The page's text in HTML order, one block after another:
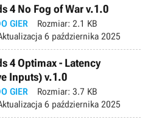
4 No Fog of War v.1.0
GIER Rozmiar: 2.1 KB
6 października 2025
4 Optimax - Latency
Inputs) v.1.0
GIER Rozmiar: 3.7 KB
6 października 2025